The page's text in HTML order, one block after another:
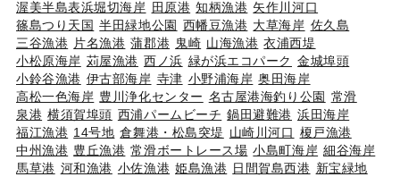
渥美半島表浜堀切海岸 田原港 知柄漁港 矢作川河口
篠島つり天国 半田緑地公園 西幡豆漁港 大草海岸 佐久島
三谷漁港 片名漁港 蒲郡港 鬼崎 山海漁港 衣浦西堤
小松原海岸 苅屋漁港 西ノ浜 緑が浜エコパーク 金城埠頭
小鈴谷漁港 伊古部海岸 寺津 小野浦海岸 奥田海岸
高松一色海岸 豊川浄化センター 名古屋港海釣り公園 常滑
泉港 横須賀埠頭 西浦パームビーチ 鍋田避難港 浜田海岸
福江漁港 14号地 倉舞港・松島突堤 山崎川河口 榎戸漁港
中州漁港 豊丘漁港 常滑ボートレース場 小島町海岸 細谷海岸
馬草港 河和漁港 小佐漁港 姫島漁港 日間賀島西港 新宝緑地